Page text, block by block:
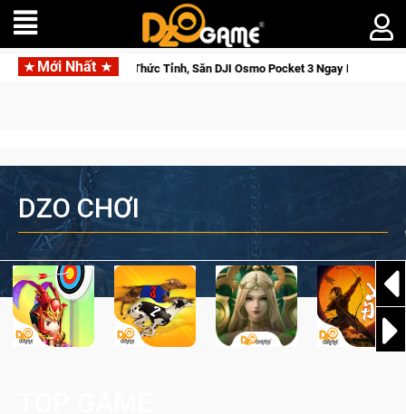
Mới Nhất
Cửu Giới Thức Tỉnh, Săn DJI Osmo Pocket 3 Ngay Hôm Nay
DZO CHƠI